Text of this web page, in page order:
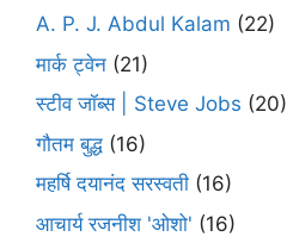
A. P. J. Abdul Kalam (22)
मार्क ट्वेन (21)
स्टीव जॉब्स | Steve Jobs (20)
गौतम बुद्ध (16)
महर्षि दयानंद सरस्वती (16)
आचार्य रजनीश 'ओशो' (16)